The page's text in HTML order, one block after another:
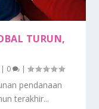
TURUN,
| 0 |
pendanaan
terakhir...